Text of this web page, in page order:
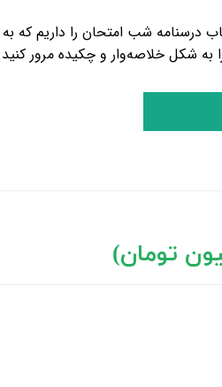
درسنامه شب امتحان را داریم که
شکل خلاصه‌وار و چکیده مرور